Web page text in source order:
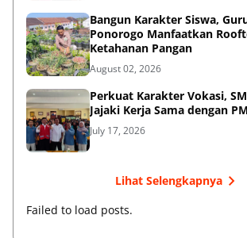
Bangun Karakter Siswa,
Ponorogo Manfaatkan
Ketahanan Pangan
August 02, 2026
Perkuat Karakter Vokasi,
Jajaki Kerja Sama dengan
July 17, 2026
Lihat Selengkapnya
Failed to load posts.